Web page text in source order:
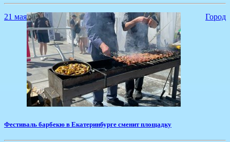
21 мая Город
Фестиваль барбекю в Екатеринбурге сменит площадку